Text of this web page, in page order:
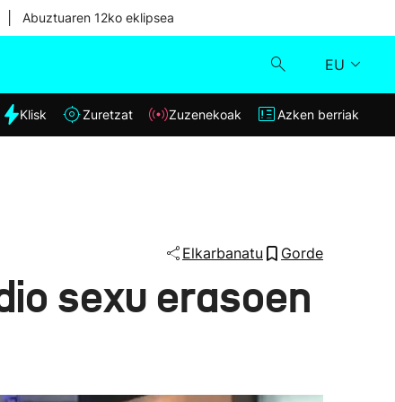
Abuztuaren 12ko eklipsea
EU
Klisk
Azken berriak
Klisk Zuretzat Zuzenekoak Azken berriak
Elkarbanatu Gorde
sexu erasoen